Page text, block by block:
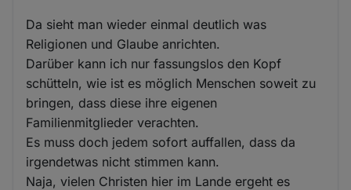
Da sieht man wieder einmal deutlich was
Religionen und Glaube anrichten.
Darüber kann ich nur fassungslos den Kopf
schütteln, wie ist es möglich Menschen soweit zu
bringen, dass diese ihre eigenen
Familienmitglieder verachten.
Es muss doch jedem sofort auffallen, dass da
irgendetwas nicht stimmen kann.
Naja, vielen Christen hier im Lande ergeht es